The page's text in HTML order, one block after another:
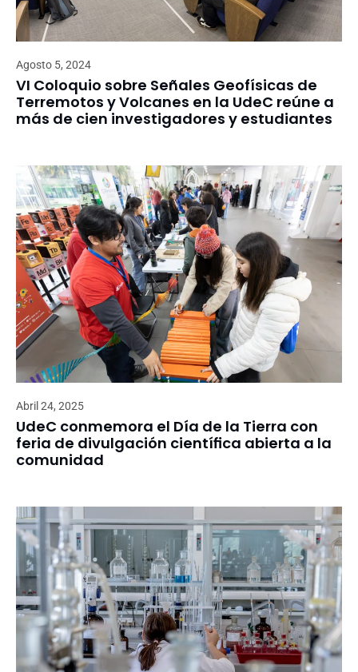
Agosto 5, 2024
VI Coloquio sobre Señales Geofísicas de
Terremotos y Volcanes en la UdeC reúne a
más de cien investigadores y estudiantes
Abril 24, 2025
UdeC conmemora el Día de la Tierra con
feria de divulgación científica abierta a la
comunidad